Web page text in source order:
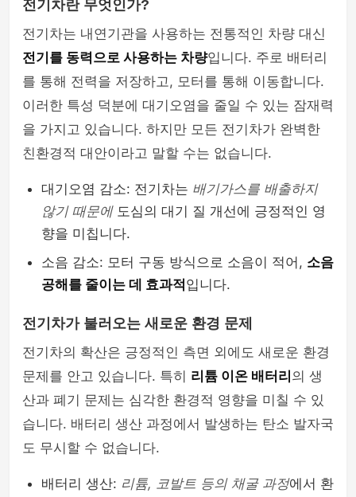
전기차란 무엇인가?
전기차는 내연기관을 사용하는 전통적인 차량 대신
전기를 동력으로 사용하는 차량입니다. 주로 배터리
를 통해 전력을 저장하고, 모터를 통해 이동합니다.
이러한 특성 덕분에 대기오염을 줄일 수 있는 잠재력
을 가지고 있습니다. 하지만 모든 전기차가 완벽한
친환경적 대안이라고 말할 수는 없습니다.
대기오염 감소: 전기차는 배기가스를 배출하지
않기 때문에도심의 대기 질 개선에 긍정적인 영
향을 미칩니다.
소음 감소: 모터 구동 방식으로 소음이 적어, 소음
공해를 줄이는 데 효과적입니다.
전기차가 불러오는 새로운 환경 문제
전기차의 확산은 긍정적인 측면 외에도 새로운 환경
문제를 안고 있습니다. 특히 리튬 이온 배터리 의 생
산과 폐기 문제는 심각한 환경적 영향을 미칠 수 있
습니다. 배터리 생산 과정에서 발생하는 탄소 발자국
도 무시할 수 없습니다.
배터리 생산: 리튬, 코발트 등의 채굴 과정에서 환